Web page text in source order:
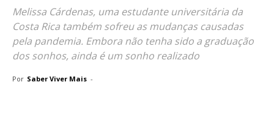
Melissa Cárdenas, uma estudante universitária da
Costa Rica também sofreu as mudanças causadas
pela pandemia. Embora não tenha sido a graduação
dos sonhos, ainda é um sonho realizado
Por Saber Viver Mais -